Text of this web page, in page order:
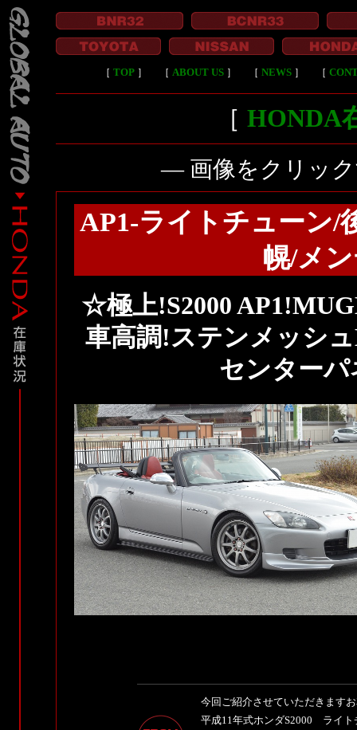
［ TOP］ ［ ABOUT US］ ［ NEWS］ ［
［ HONDA
― 画像をクリッ
AP1-ライトチューン/
幌/メ
☆極上!S2000
車高調!ステンメッシ
センター
今回ご紹介させていただきます
平成11年式ホンダS2000 ライ